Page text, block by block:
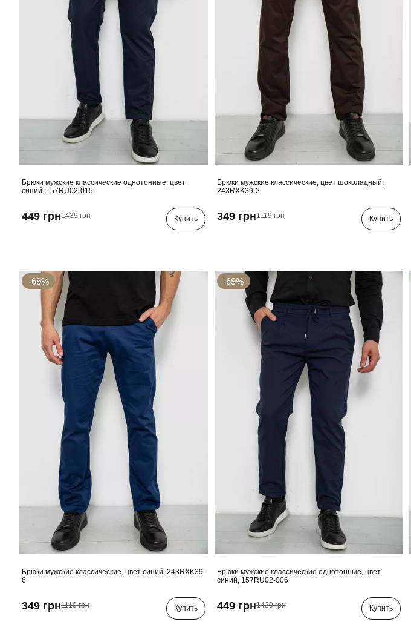
Брюки мужские классические однотонные, цвет
синий, 157RU02-015
449 грн1439 грн Купить
Брюки мужские классические, цвет шоколадный,
243RXK39-2
349 грн1119 грн Купить
-69%
Брюки мужские классические, цвет синий, 243RXK39-
6
349 грн1119 грн Купить
-69%
Брюки мужские классические однотонные, цвет
синий, 157RU02-006
449 грн1439 грн Купить